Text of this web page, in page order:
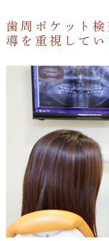
歯周ポケット
導を重視してい